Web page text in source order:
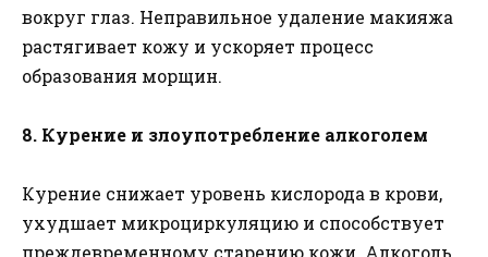
вокруг глаз. Неправильное удаление макияжа
растягивает кожу и ускоряет процесс
образования морщин.
8. Курение и злоупотребление алкоголем
Курение снижает уровень кислорода в крови,
ухудшает микроциркуляцию и способствует